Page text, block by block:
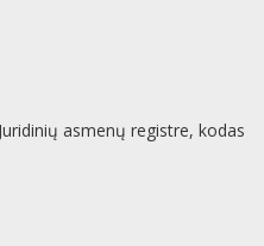
asmenų registre, kodas